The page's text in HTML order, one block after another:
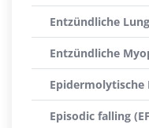
Entzündliche
Entzündliche
Epidermolytische
Episodic falling